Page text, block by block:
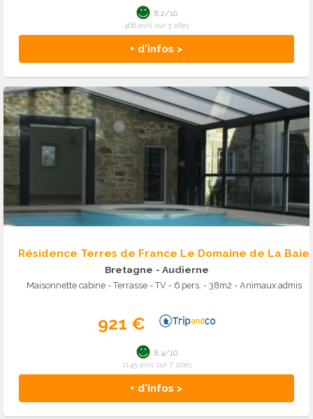
+ d'infos >
8.2/10
468 avis sur 3 sites
Résidence Terres de France Le Domaine de La Baie
Bretagne - Audierne
Maisonnette cabine - Terrasse - TV - 6 pers. - 38m2 - Animaux admis
921 €
+ d'infos >
8.4/10
1145 avis sur 7 sites